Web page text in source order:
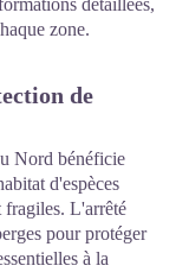
détaillées,
zone.
de
Nord bénéficie
d'espèces
fragiles. L'arrêté
pour protéger
à la